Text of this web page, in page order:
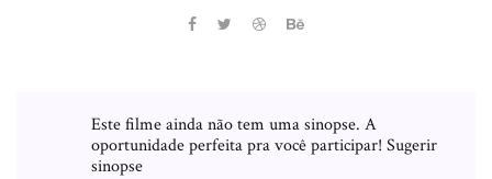
Este filme ainda não tem uma sinopse. A
oportunidade perfeita pra você participar! Sugerir
sinopse